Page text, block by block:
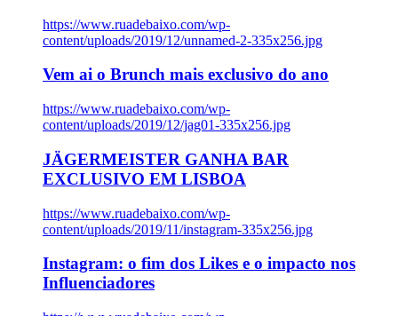
https://www.ruadebaixo.com/wp-
content/uploads/2019/12/unnamed-2-335x256.jpg
Vem ai o Brunch mais exclusivo do ano
https://www.ruadebaixo.com/wp-
content/uploads/2019/12/jag01-335x256.jpg
JÄGERMEISTER GANHA BAR
EXCLUSIVO EM LISBOA
https://www.ruadebaixo.com/wp-
content/uploads/2019/11/instagram-335x256.jpg
Instagram: o fim dos Likes e o impacto nos
Influenciadores